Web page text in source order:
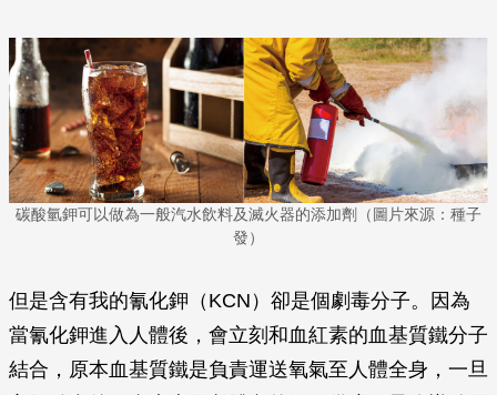
碳酸氫鉀可以做為一般汽水飲料及滅火器的添加劑（圖片來源：種子
發）
但是含有我的氰化鉀（KCN）卻是個劇毒分子。因為
當氰化鉀進入人體後，會立刻和血紅素的血基質鐵分子
結合，原本血基質鐵是負責運送氧氣至人體全身，一旦